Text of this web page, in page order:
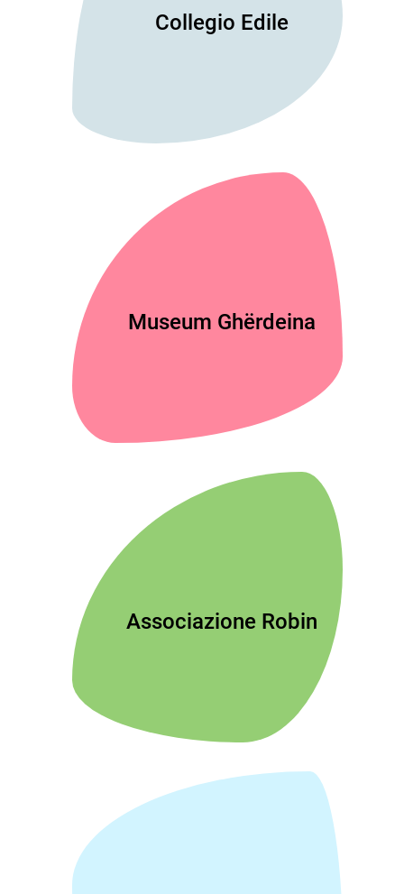
Collegio Edile
Museum Ghërdeina
Associazione Robin